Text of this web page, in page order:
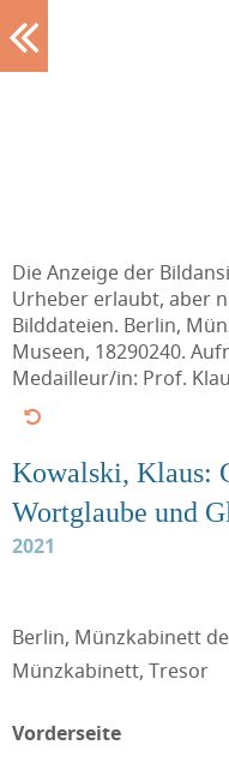
Die Anzeige der
Urheber erlaubt, aber
Bilddateien. Berlin,
Museen, 18290240.
Medailleur/in: Prof.
Kowalski, Klaus:
Wortglaube und
2021
Berlin, Münzkabinett
Münzkabinett, Tresor
Vorderseite